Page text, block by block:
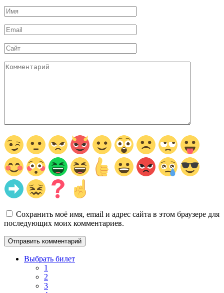
Имя
*
Email
*
Сайт
Комментарий
Сохранить моё имя, email и адрес сайта в этом браузере для
последующих моих комментариев.
Выбрать билет
1
2
3